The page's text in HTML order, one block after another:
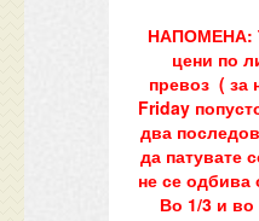
НАПОМЕНА:
цени по
превоз ( за
Friday
два
да патувате
не се одбива
Во 1/3 и во